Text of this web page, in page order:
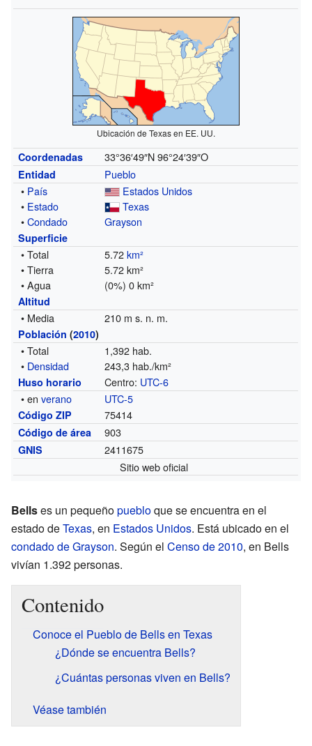
Ubicación de Texas en EE. UU.
Coordenadas 33°36′49″N 96°24′39″O
Entidad
Pueblo
• País
Estados Unidos
• Estado
Texas
•Condado Grayson
Superficie
• Total 5.72km²
• Tierra
5.72 km²
• Agua
(0%) 0 km²
Altitud
• Media 210 m s. n. m.
Población (2010)
• Total
1,392 hab.
• Densidad 243,3 hab./km²
Huso horario Centro: UTC-6
• enverano UTC-5
Código ZIP 75414
Código de área 903
GNIS
2411675
Sitio web oficial
Bellses un pequeñopuebloque se encuentra en el
estado deTexas, en Estados Unidos. Está ubicado en el
condado de Grayson. Según el Censo de 2010, en Bells
vivían 1.392 personas.
Contenido
Conoce el Pueblo de Bells en Texas
¿Dónde se encuentra Bells?
¿Cuántas personas viven en Bells?
Véase también